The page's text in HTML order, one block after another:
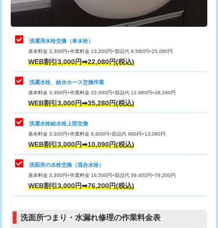
給水管工事※（ライニング鋼管・銅
管・ポリ管・HT管使用/3ｍまで)
44,000円
給水管工事※（ライニング鋼管・銅
管・ポリ管・HT管使用/3ｍ超え)
排水管工事（土の掘削・埋め戻し作
業）
排水管工事（排水管工事/3ｍまで） 55,000円
排水管工事（追加 排水管工事/3ｍ超
え）
マス交換（土の掘削・埋め戻し作業）
マス交換（深さ50㎝未満）
マス交換（深さ50㎝以上）
理・調整・分解・加工など（軽作業）
止水・漏水調査・防水処理・清掃・修
理・調整・分解・加工など（中作業）
22,000円
止水・漏水調査・防水処理・清掃・修
理・調整・分解・加工など（重作業）
33,000円
キッチンタンク脱着
その他部品の脱着
交換・取付（タンク）
交換・取付(単水栓（壁付・デッキ
式）)
交換・取付(混合水栓（壁付・デッキ
式・ワンホール）)
16,500円+材料費
（P/S/ポップアップ））
洗濯用水栓交換（単水栓）
基本料金 3,300円+作業料金 13,200円+部品代 8,580円=25,080円
WEB割引3,000円➡22,080円(税込)
洗濯水栓、給水ホース交換作業
基本料金 3,300円+作業料金 22,000円+部品代 12,980円=38,280円
WEB割引3,000円➡35,280円(税込)
洗濯水栓給水栓上部交換
基本料金 3,300円+作業料金 8,800円+部品代 990円=13,090円
WEB割引3,000円➡10,090円(税込)
洗面所の水栓交換（混合水栓）
基本料金 3,300円+作業料金 16,500円+部品代 59,400円=79,200円
WEB割引3,000円➡76,200円(税込)
洗面所つまり・水漏れ修理の作業料金表